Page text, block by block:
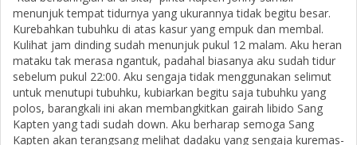
menunjuk tempat tidurnya yang ukurannya tidak begitu besar.
Kurebahkan tubuhku di atas kasur yang empuk dan membal.
Kulihat jam dinding sudah menunjuk pukul 12 malam. Aku heran
mataku tak merasa ngantuk, padahal biasanya aku sudah tidur
sebelum pukul 22:00. Aku sengaja tidak menggunakan selimut
untuk menutupi tubuhku, kubiarkan begitu saja tubuhku yang
polos, barangkali ini akan membangkitkan gairah libido Sang
Kapten yang tadi sudah down. Aku berharap semoga Sang
Kapten akan terangsang melihat dadaku yang sengaja kuremas-